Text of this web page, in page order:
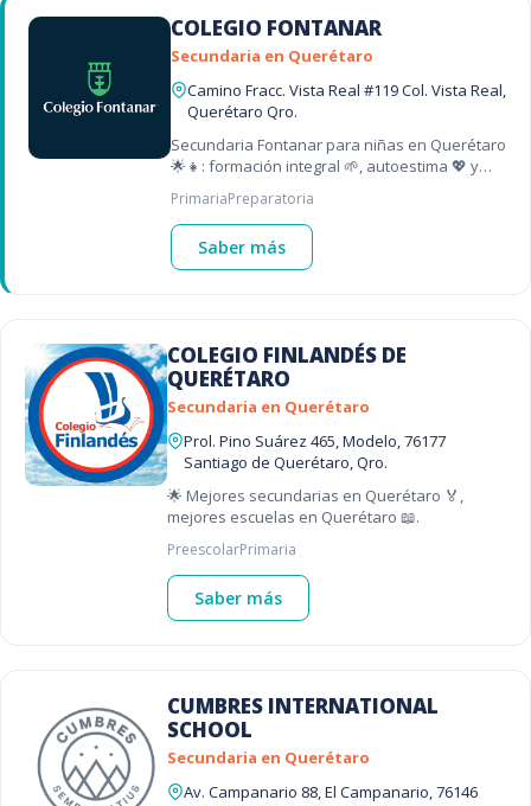
COLEGIO FONTANAR
Secundaria en Querétaro
Camino Fracc. Vista Real #119 Col. Vista Real,
Querétaro Qro.
Secundaria Fontanar para niñas en Querétaro
🌟👧: formación integral 🌱, autoestima 💖 y
mejores escuelas para niñas e
PrimariaPreparatoria
Saber más
COLEGIO FINLANDÉS DE
QUERÉTARO
Secundaria en Querétaro
Prol. Pino Suárez 465, Modelo, 76177
Santiago de Querétaro, Qro.
🌟 Mejores secundarias en Querétaro 🏅,
mejores escuelas en Querétaro 📖.
PreescolarPrimaria
Saber más
CUMBRES INTERNATIONAL
SCHOOL
Secundaria en Querétaro
Av. Campanario 88, El Campanario, 76146